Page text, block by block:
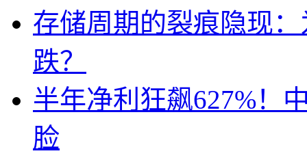
存储周期的裂痕隐现
跌？
半年净利狂飙627%！
脸